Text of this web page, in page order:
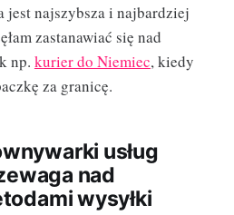
jest najszybsza i najbardziej
zastanawiać się nad
np. kurier do Niemiec, kiedy
za granicę.
usług
nad
wysyłki